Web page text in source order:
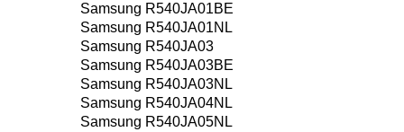
Samsung R540JA01BE
Samsung R540JA01NL
Samsung R540JA03
Samsung R540JA03BE
Samsung R540JA03NL
Samsung R540JA04NL
Samsung R540JA05NL